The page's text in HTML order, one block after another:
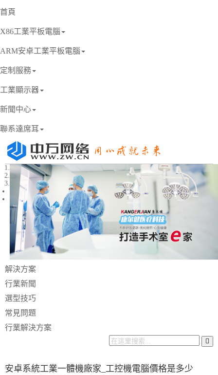
首頁
X86工業平板電腦
ARM安卓工業平板電腦
定制服務
工業顯示器
新聞中心
聯系達席耳
2
Previous
Next
解決方案
行業新聞
選型技巧
常見問題
行業解決方案
安卓系統工業一體機廠家_工控機電腦價格是多少